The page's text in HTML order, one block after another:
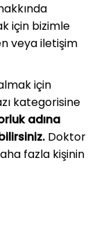
için bizimle
veya iletişim
için
kategorisine
adına
Doktor
fazla kişinin